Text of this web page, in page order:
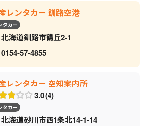
レンタカー 釧路空港
タカー
北海道釧路市鶴丘2-1
0154-57-4855
レンタカー 空知案内所
3.0 4
タカー
北海道砂川市西1条北14-1-14